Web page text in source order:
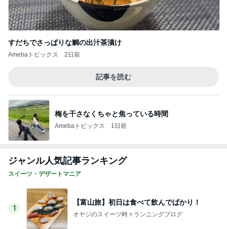
すだちでさっぱりな鯛の出汁茶漬け
Amebaトピックス 2日前
記事を読む
梅を干さなくちゃと焦っている時間
Amebaトピックス 1日前
ジャンル人気記事ランキング
スイーツ・デザートマニア
1
【富山旅】初日は食べて飲んでばかり！
オヤジのスイーツ時々ランニングブログ